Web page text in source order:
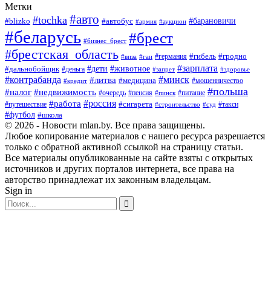
Метки
#blizko #tochka #авто #автобус #армия #аукцион #барановичи
#беларусь #бизнес_брест #брест
#брестская_область #виза #гаи #германия #гибель #гродно
#дальнобойщик #деньга #дети #животное #запрет #зарплата #здоровье
#контрабанда #кредит #литва #медицина #минск #мошенничество
#налог #недвижимость #очередь #пенсия #пинск #питание #польша
#путешествие #работа #россия #сигарета #строительство #суд #такси
#футбол #школа
© 2026 - Новости mlan.by. Все права защищены.
Любое копирование материалов с нашего ресурса разрешается
только с обратной активной ссылкой на страницу статьи.
Все материалы опубликованные на сайте взяты с открытых
источников и других порталов интернета, все права на
авторство принадлежат их законным владельцам.
Sign in